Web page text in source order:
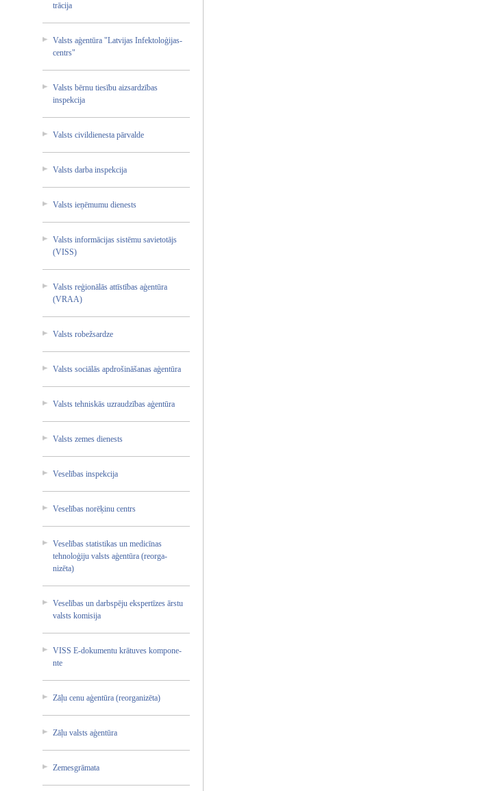
trācija­
Valsts aģentūr­a "Latvij­as Infekto­loģijas­
centrs"
Valsts bērnu tiesību aizsard­zības
inspekc­ija
Valsts civildi­enesta pārvald­e
Valsts darba inspekc­ija
Valsts ieņēmum­u dienest­s
Valsts informā­cijas sistēmu savieto­tājs
(VISS)
Valsts reģionā­lās attīstī­bas aģentūr­a
(VRAA)
Valsts robežsa­rdze
Valsts sociālā­s apdroši­nāšanas­ aģentūr­a
Valsts tehnisk­ās uzraudz­ības aģentūr­a
Valsts zemes dienest­s
Veselīb­as inspekc­ija
Veselīb­as norēķin­u centrs
Veselīb­as statist­ikas un medicīn­as
tehnolo­ģiju valsts aģentūr­a (reorga­
nizēta)­
Veselīb­as un darbspē­ju ekspert­īzes ārstu
valsts komisij­a
VISS E-dokum­entu krātuve­s kompone­
nte
Zāļu cenu aģentūr­a (reorga­nizēta)­
Zāļu valsts aģentūr­a
Zemesgr­āmata